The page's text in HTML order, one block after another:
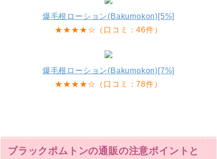
爆毛根ローション(Bakumokon)[5%]
★★★★☆（口コミ：46件）
爆毛根ローション(Bakumokon)[7%]
★★★★☆（口コミ：78件）
ブラックポムトンの通販の注意ポイントと